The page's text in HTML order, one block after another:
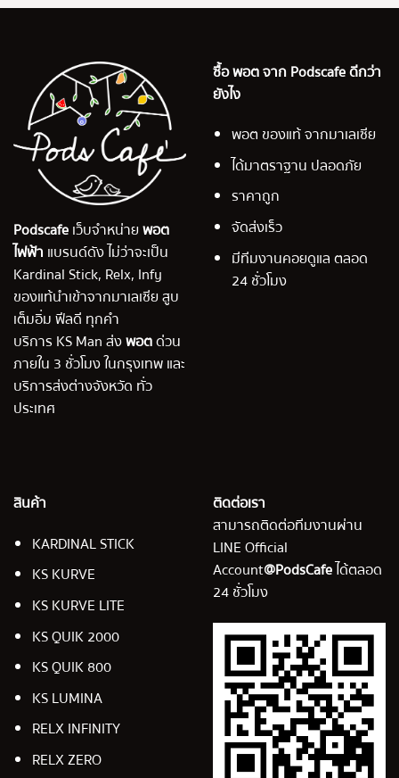
Podscafeเว็บจำหน่ายพอต
ไฟฟ้า แบรนด์ดัง ไม่ว่าจะเป็น
Kardinal Stick, Relx, Infy
ของแท้นำเข้าจากมาเลเซีย สูบ
เต็มอิ่ม ฟีลดี ทุกคำ
บริการ KS Man ส่งพอตด่วน
ภายใน 3 ชั่วโมง ในกรุงเทพ และ
บริการส่งต่างจังหวัด ทั่ว
ประเทศ
ซื้อ พอต จาก Podscafe ดีกว่า
ยังไง
พอต ของแท้ จากมาเลเซีย
ได้มาตราฐาน ปลอดภัย
ราคาถูก
จัดส่งเร็ว
มีทีมงานคอยดูแล ตลอด
24 ชั่วโมง
สินค้า
KARDINAL STICK
KS KURVE
KS KURVE LITE
KS QUIK 2000
KS QUIK 800
KS LUMINA
RELX INFINITY
RELX ZERO
ติดต่อเรา
สามารถติดต่อทีมงานผ่าน
LINE Official
Account@PodsCafeได้ตลอด
24 ชั่วโมง